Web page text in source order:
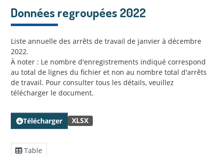
Données regroupées 2022
Liste annuelle des arrêts de travail de janvier à décembre
2022.
À noter : Le nombre d'enregistrements indiqué correspond
au total de lignes du fichier et non au nombre total d'arrêts
de travail. Pour consulter tous les détails, veuillez
télécharger le document.
Télécharger XLSX
Table